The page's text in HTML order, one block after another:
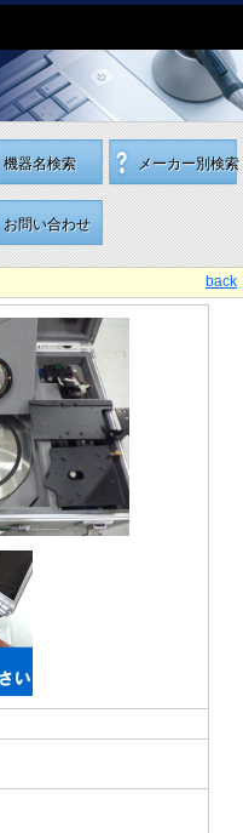
機器名検索 メーカー別検索
お問い合わせ
back